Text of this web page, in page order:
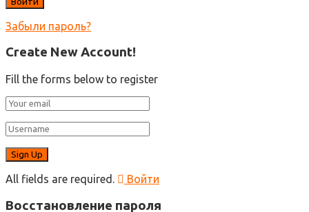
Забыли пароль?
Create New Account!
Fill the forms below to register
All fields are required. Войти
Восстановление пароля